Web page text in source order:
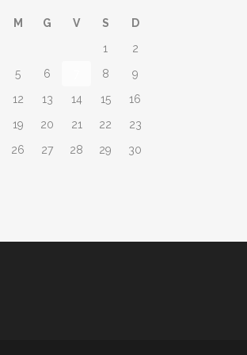
M G V S
D
1
2
5 6 8
9
12 13 14 15
16
19 20 21 22
23
26 27 28 29
30